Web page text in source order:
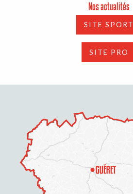
Nos actualités
SITE SPORT
SITE PRO